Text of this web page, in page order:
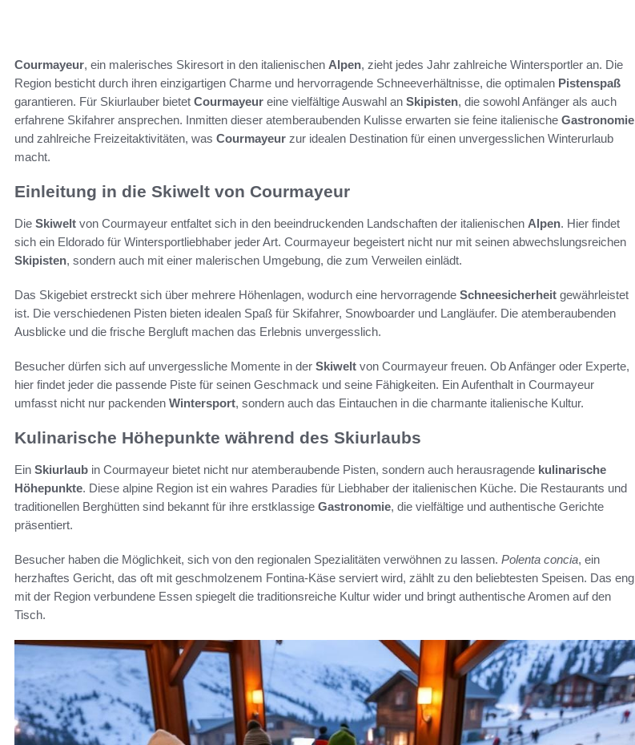
Courmayeur, ein malerisches Skiresort in den italienischen Alpen, zieht jedes Jahr zahlreiche Wintersportler an. Die
Region besticht durch ihren einzigartigen Charme und hervorragende Schneeverhältnisse, die optimalen Pistenspaß
garantieren. Für Skiurlauber bietet Courmayeur eine vielfältige Auswahl an Skipisten, die sowohl Anfänger als auch
erfahrene Skifahrer ansprechen. Inmitten dieser atemberaubenden Kulisse erwarten sie feine italienische Gastronomie
und zahlreiche Freizeitaktivitäten, was Courmayeur zur idealen Destination für einen unvergesslichen Winterurlaub
macht.
Einleitung in die Skiwelt von Courmayeur
Die Skiwelt von Courmayeur entfaltet sich in den beeindruckenden Landschaften der italienischen Alpen. Hier findet
sich ein Eldorado für Wintersportliebhaber jeder Art. Courmayeur begeistert nicht nur mit seinen abwechslungsreichen
Skipisten, sondern auch mit einer malerischen Umgebung, die zum Verweilen einlädt.
Das Skigebiet erstreckt sich über mehrere Höhenlagen, wodurch eine hervorragende Schneesicherheit gewährleistet
ist. Die verschiedenen Pisten bieten idealen Spaß für Skifahrer, Snowboarder und Langläufer. Die atemberaubenden
Ausblicke und die frische Bergluft machen das Erlebnis unvergesslich.
Besucher dürfen sich auf unvergessliche Momente in der Skiwelt von Courmayeur freuen. Ob Anfänger oder Experte,
hier findet jeder die passende Piste für seinen Geschmack und seine Fähigkeiten. Ein Aufenthalt in Courmayeur
umfasst nicht nur packenden Wintersport, sondern auch das Eintauchen in die charmante italienische Kultur.
Kulinarische Höhepunkte während des Skiurlaubs
Ein Skiurlaub in Courmayeur bietet nicht nur atemberaubende Pisten, sondern auch herausragende kulinarische
Höhepunkte. Diese alpine Region ist ein wahres Paradies für Liebhaber der italienischen Küche. Die Restaurants und
traditionellen Berghütten sind bekannt für ihre erstklassige Gastronomie, die vielfältige und authentische Gerichte
präsentiert.
Besucher haben die Möglichkeit, sich von den regionalen Spezialitäten verwöhnen zu lassen. Polenta concia, ein
herzhaftes Gericht, das oft mit geschmolzenem Fontina-Käse serviert wird, zählt zu den beliebtesten Speisen. Das eng
mit der Region verbundene Essen spiegelt die traditionsreiche Kultur wider und bringt authentische Aromen auf den
Tisch.